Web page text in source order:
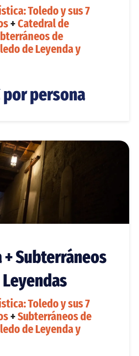
Toledo y sus 7
+Catedral de
de
de Leyenda y
persona
+ Subterráneos
Leyendas
Toledo y sus 7
+Subterráneos de
de Leyenda y